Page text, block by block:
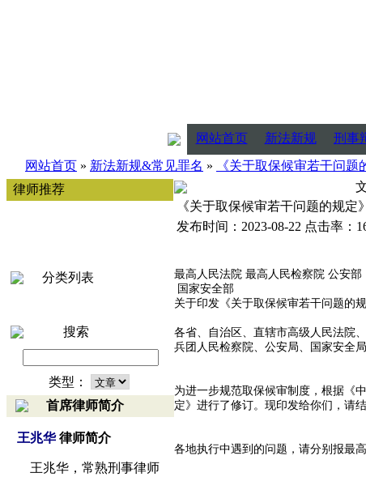
网站首页 新法新规 刑事
网站首页 » 新法新规&常见罪名 »
《关于取保候审若干问题
律师推荐
分类列表
搜索
类型：
首席律师简介
王兆华 律师简介
王兆华，常熟刑事律师
《关于取保候审若干问题的规定》
发布时间：2023-08-22 点击率：
最高人民法院 最高人民检察院 公安部
国家安全部
关于印发《关于取保候审若干问题的
各省、自治区、直辖市高级人民法院
兵团人民检察院、公安局、国家安全局
为进一步规范取保候审制度，根据《
定》进行了修订。现印发给你们，请
各地执行中遇到的问题，请分别报最